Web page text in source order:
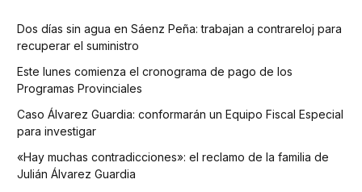
Dos días sin agua en Sáenz Peña: trabajan a contrareloj para
recuperar el suministro
Este lunes comienza el cronograma de pago de los
Programas Provinciales
Caso Álvarez Guardia: conformarán un Equipo Fiscal Especial
para investigar
«Hay muchas contradicciones»: el reclamo de la familia de
Julián Álvarez Guardia